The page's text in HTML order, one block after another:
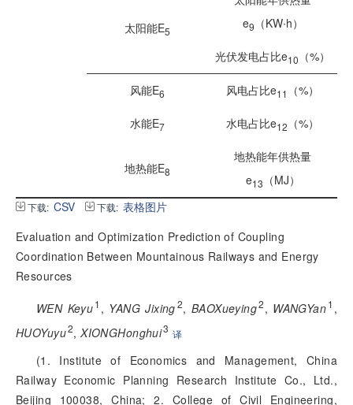
太阳能E5
e9 （KW∙h）
光伏发电占比e10 （%）
风能E6 风电占比e11 （%）
水能E7 水电占比e12 （%）
地热能E8
地热能年供热量
e13 （MJ）
下载: CSV 下载: 表格图片
Evaluation and Optimization Prediction of Coupling
Coordination Between Mountainous Railways and Energy
Resources
WEN Keyu1 , YANG Jixing2, BAOXueying2, WANGYan1 ,
HUOYuyu2,XIONGHonghui3 译
(1. Institute of Economics and Management, China
Railway Economic Planning Research Institute Co., Ltd.,
Beijing 100038, China; 2. College of Civil Engineering,